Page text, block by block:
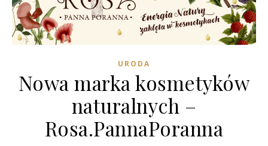
URODA
Nowa marka kosmetyków
naturalnych –
Rosa.PannaPoranna